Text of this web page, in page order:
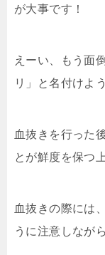
が大事です！
えーい、もう面
リ」と名付けよう
血抜きを行った
とが鮮度を保つ
血抜きの際には
うに注意しなが